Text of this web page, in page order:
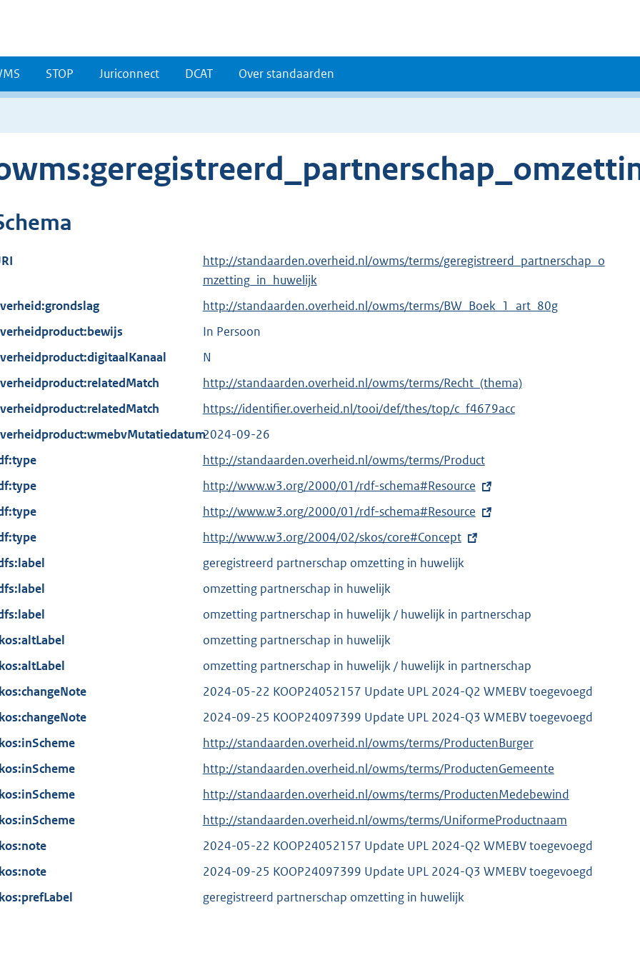
STOP Juriconnect DCAT Over standaarden
http://standaarden.overheid.nl/owms/terms/geregistreerd_partnerschap_o
mzetting_in_huwelijk
http://standaarden.overheid.nl/owms/terms/BW_Boek_1_art_80g
In Persoon
N
http://standaarden.overheid.nl/owms/terms/Recht_(thema)
https://identifier.overheid.nl/tooi/def/thes/top/c_f4679acc
2024-09-26
http://standaarden.overheid.nl/owms/terms/Product
E
x
e
r
l
i
:
http://www.w3.org/2000/01/rdf-schema#Resource
E
x
e
r
l
i
n
:
http://www.w3.org/2000/01/rdf-schema#Resource
E
e
r
l
i
n
:
http://www.w3.org/2004/02/skos/core#Concept
geregistreerd partnerschap omzetting in huwelijk
omzetting partnerschap in huwelijk
omzetting partnerschap in huwelijk / huwelijk in partnerschap
omzetting partnerschap in huwelijk
omzetting partnerschap in huwelijk / huwelijk in partnerschap
2024-05-22 KOOP24052157 Update UPL 2024-Q2 WMEBV toegevoegd
2024-09-25 KOOP24097399 Update UPL 2024-Q3 WMEBV toegevoegd
http://standaarden.overheid.nl/owms/terms/ProductenBurger
http://standaarden.overheid.nl/owms/terms/ProductenGemeente
http://standaarden.overheid.nl/owms/terms/ProductenMedebewind
http://standaarden.overheid.nl/owms/terms/UniformeProductnaam
2024-05-22 KOOP24052157 Update UPL 2024-Q2 WMEBV toegevoegd
2024-09-25 KOOP24097399 Update UPL 2024-Q3 WMEBV toegevoegd
geregistreerd partnerschap omzetting in huwelijk